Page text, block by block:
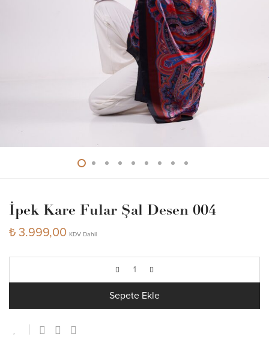
İpek Kare Fular Şal Desen 004
₺ 3.999,00 KDV Dahil
Sepete Ekle